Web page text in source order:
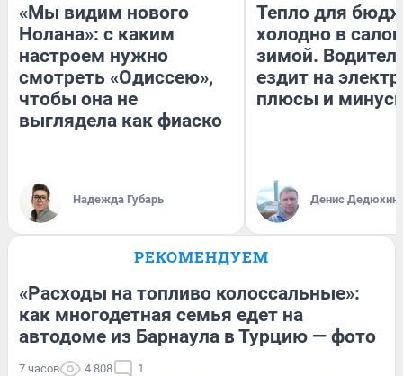
«Мы видим нового
Нолана»: с каким
настроем нужно
смотреть «Одиссею»,
чтобы она не
выглядела как фиаско
Надежда Губарь
Тепло для
холодно в
зимой.
ездит на
плюсы и
Денис Дедюхин
РЕКОМЕНДУЕМ
«Расходы на топливо колоссальные»:
как многодетная семья едет на
автодоме из Барнаула в Турцию — фото
7 часов 4 808 1